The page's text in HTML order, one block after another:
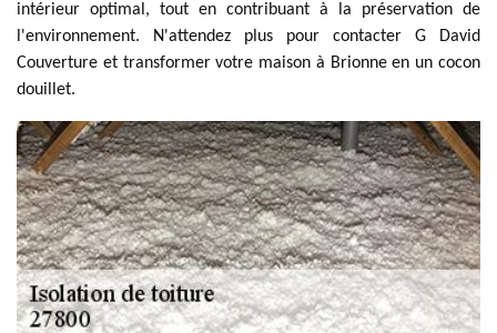
intérieur optimal, tout en contribuant à la préservation de
l'environnement. N'attendez plus pour contacter G David
Couverture et transformer votre maison à Brionne en un cocon
douillet.